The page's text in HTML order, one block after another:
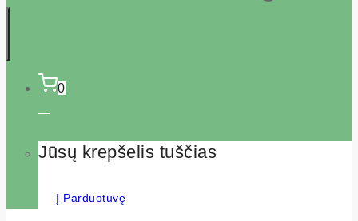
0
Jūsų krepšelis tuščias
Į Parduotuvę